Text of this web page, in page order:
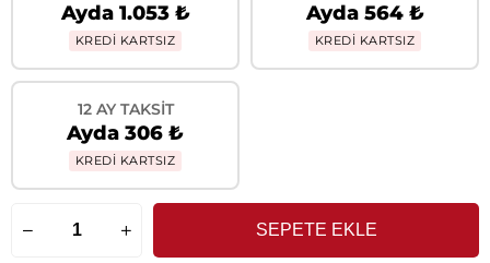
Ayda 1.053 ₺
KREDİ KARTSIZ
Ayda 564 ₺
KREDİ KARTSIZ
12 AY TAKSIT
Ayda 306 ₺
KREDİ KARTSIZ